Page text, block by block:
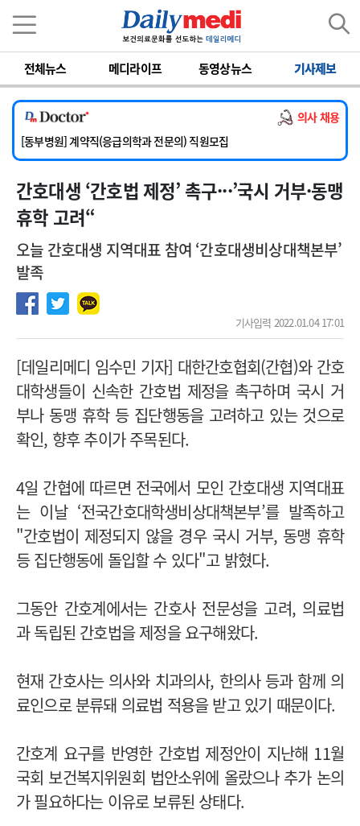
전체뉴스 메디라이프 동영상뉴스 기사제보
의사 채용
[서울아산병원] 2026년 하반기 인턴 모집
[영남대학교의료원] 마취통증의학과 임기제 임상의사 채용
[충남대학교병원] 소아청소년과(소아응급전담) 계약직 의사 공개채용
[동부병원] 계약직(응급의학과 전문의) 직원모집
[이대목동병원] 하반기 전공의(레지던트1년차) 모집
[서울아산병원] 2026년 하반기 인턴 모집
[영남대학교의료원] 마취통증의학과 임기제 임상의사 채용
간호대생 ‘간호법 제정’ 촉구···’국시 거부·동맹
휴학 고려“
오늘 간호대생 지역대표 참여 ‘간호대생비상대책본부’
발족
기사입력 2022.01.04 17:01
[데일리메디 임수민 기자] 대한간호협회(간협)와 간호
대학생들이 신속한 간호법 제정을 촉구하며 국시 거
부나 동맹 휴학 등 집단행동을 고려하고 있는 것으로
확인, 향후 추이가 주목된다.
4일 간협에 따르면 전국에서 모인 간호대생 지역대표
는 이날 ‘전국간호대학생비상대책본부’를 발족하고
"간호법이 제정되지 않을 경우 국시 거부, 동맹 휴학
등 집단행동에 돌입할 수 있다"고 밝혔다.
그동안 간호계에서는 간호사 전문성을 고려, 의료법
과 독립된 간호법을 제정을 요구해왔다.
현재 간호사는 의사와 치과의사, 한의사 등과 함께 의
료인으로 분류돼 의료법 적용을 받고 있기 때문이다.
간호계 요구를 반영한 간호법 제정안이 지난해 11월
국회 보건복지위원회 법안소위에 올랐으나 추가 논의
가 필요하다는 이유로 보류된 상태다.